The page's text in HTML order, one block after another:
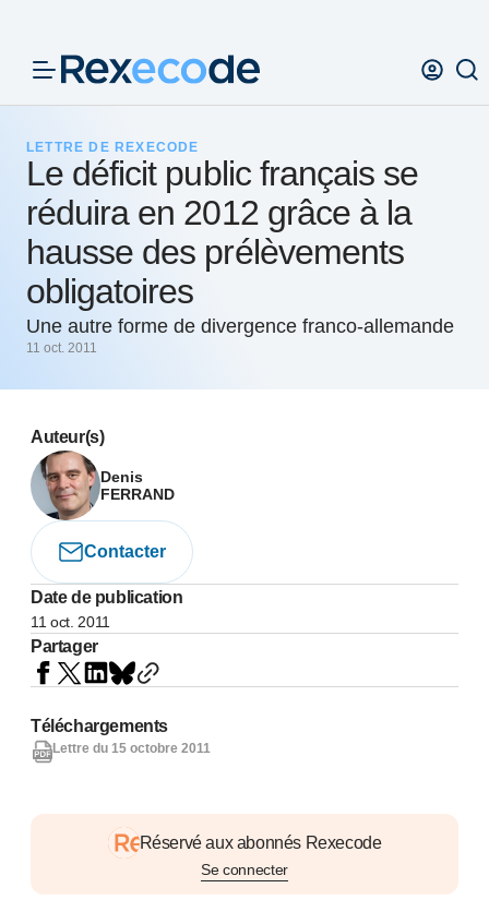
LETTRE DE REXECODE
Le déficit public français se
réduira en 2012 grâce à la
hausse des prélèvements
obligatoires
Une autre forme de divergence franco-allemande
11 oct. 2011
Auteur(s)
Denis
FERRAND
Contacter
Date de publication
11 oct. 2011
Partager
Réservé aux abonnés Rexecode
Se connecter
Téléchargements
Lettre du 15 octobre 2011